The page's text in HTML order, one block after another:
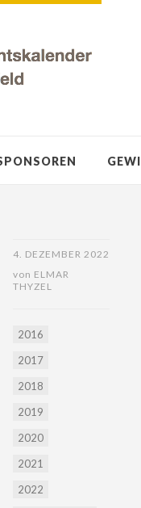
4. DEZEMBER 2022
von ELMAR
THYZEL
2016
2017
2018
2019
2020
2021
2022